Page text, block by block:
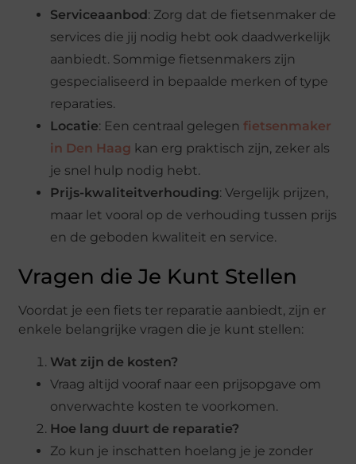
Serviceaanbod : Zorg dat de fietsenmaker de
services die jij nodig hebt ook daadwerkelijk
aanbiedt. Sommige fietsenmakers zijn
gespecialiseerd in bepaalde merken of type
reparaties.
Locatie: Een centraal gelegenfietsenmaker
in Den Haag kan erg praktisch zijn, zeker als
je snel hulp nodig hebt.
Prijs-kwaliteitverhouding: Vergelijk prijzen,
maar let vooral op de verhouding tussen prijs
en de geboden kwaliteit en service.
Vragen die Je Kunt Stellen
Voordat je een fiets ter reparatie aanbiedt, zijn er
enkele belangrijke vragen die je kunt stellen:
Wat zijn de kosten?
Vraag altijd vooraf naar een prijsopgave om
onverwachte kosten te voorkomen.
Hoe lang duurt de reparatie?
Zo kun je inschatten hoelang je je zonder